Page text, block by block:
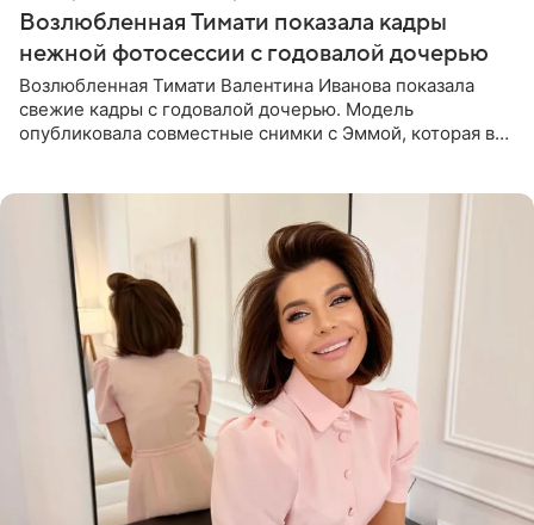
Возлюбленная Тимати показала кадры
нежной фотосессии с годовалой дочерью
Возлюбленная Тимати Валентина Иванова показала
свежие кадры с годовалой дочерью. Модель
опубликовала совместные снимки с Эммой, которая в